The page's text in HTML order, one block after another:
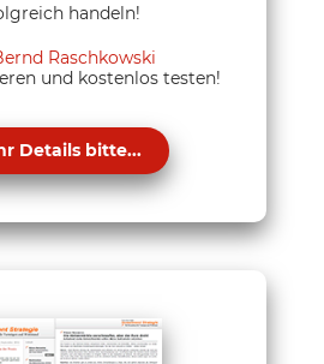
handeln!
Raschkowski
und kostenlos testen!
Details bitte...